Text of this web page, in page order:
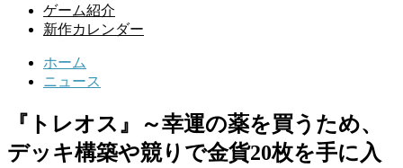
ゲーム紹介
新作カレンダー
ホーム
ニュース
『トレオス』～幸運の薬を買うため、
デッキ構築や競りで金貨20枚を手に入